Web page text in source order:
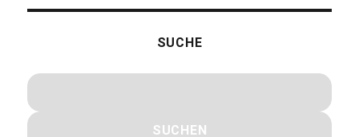
SUCHE